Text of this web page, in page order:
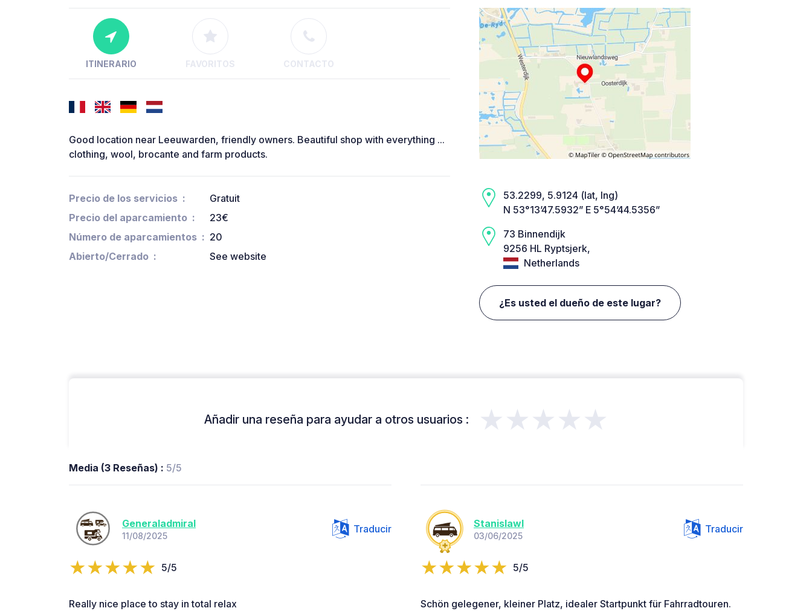
ITINERARIO FAVORITOS CONTACTO
Good location near Leeuwarden, friendly owners. Beautiful shop with everything ...
clothing, wool, brocante and farm products.
Precio de los servicios
Gratuit
Precio del aparcamiento
23€
Número de aparcamientos
20
Abierto/Cerrado
See website
53.2299, 5.9124 (lat, lng)
N 53°13’47.5932” E 5°54’44.5356”
73 Binnendijk
9256 HL Ryptsjerk,
Netherlands
¿Es usted el dueño de este lugar?
Añadir una reseña para ayudar a otros usuarios : ★★★★★
Media (3 Reseñas) : 5/5
Generaladmiral
11/08/2025
Traducir
5/5
Really nice place to stay in total relax
Stanislawl
03/06/2025
Traducir
5/5
Schön gelegener, kleiner Platz, idealer Startpunkt für Fahrradtouren.